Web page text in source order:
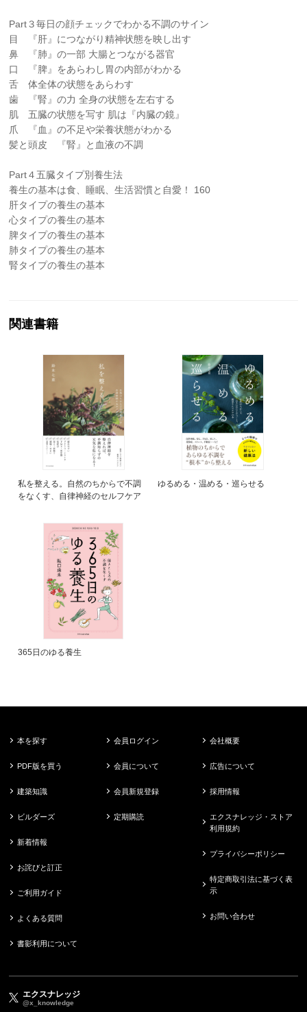
Part３毎日の顔チェックでわかる不調のサイン
目 『肝』につながり精神状態を映し出す
鼻 『肺』の一部 大腸とつながる器官
口 『脾』をあらわし胃の内部がわかる
舌 体全体の状態をあらわす
歯 『腎』の力 全身の状態を左右する
肌 五臓の状態を写す 肌は『内臓の鏡』
爪 『血』の不足や栄養状態がわかる
髪と頭皮 『腎』と血液の不調
Part４五臓タイプ別養生法
養生の基本は食、睡眠、生活習慣と自愛！ 160
肝タイプの養生の基本
心タイプの養生の基本
脾タイプの養生の基本
肺タイプの養生の基本
腎タイプの養生の基本
関連書籍
私を整える。自然のちからで不調
をなくす、自律神経のセルフケア
ゆるめる・温める・巡らせる
365日のゆる養生
本を探す
PDF版を買う
建築知識
ビルダーズ
新着情報
お詫びと訂正
ご利用ガイド
よくある質問
書影利用について
会員ログイン
会員について
会員新規登録
定期購読
会社概要
広告について
採用情報
エクスナレッジ・ストア
利用規約
プライバシーポリシー
特定商取引法に基づく表
示
お問い合わせ
エクスナレッジ
@x_knowledge